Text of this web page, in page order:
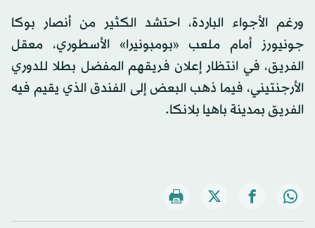
ورغم الأجواء الباردة، احتشد الكثير من أنصار بوكا
جونيورز أمام ملعب «بومبونيرا» الأسطوري، معقل
الفريق، في انتظار إعلان فريقهم المفضل بطلا للدوري
الأرجنتيني، فيما ذهب البعض إلى الفندق الذي يقيم فيه
الفريق بمدينة باهيا بلانكا.